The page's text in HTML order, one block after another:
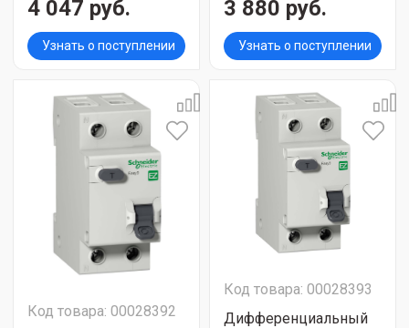
4 047 руб.
Узнать о поступлении
3 880 руб.
Узнать о поступлении
Код товара: 00028392
Код товара: 00028393
Дифференциальный